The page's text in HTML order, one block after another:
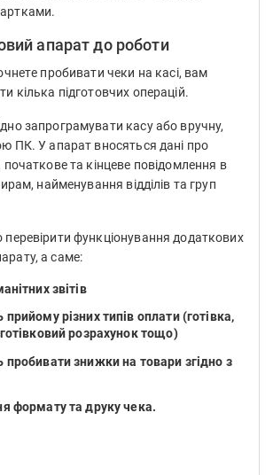
апарат до роботи
пробивати чеки на касі, вам
кілька підготовчих операцій.
запрограмувати касу або вручну,
ПК. У апарат вносяться дані про
та кінцеве повідомлення в
найменування відділів та груп
перевірити функціонування додаткових
а саме:
звітів
різних типів оплати (готівка,
розрахунок тощо)
пробивати знижки на товари згідно з
формату та друку чека.